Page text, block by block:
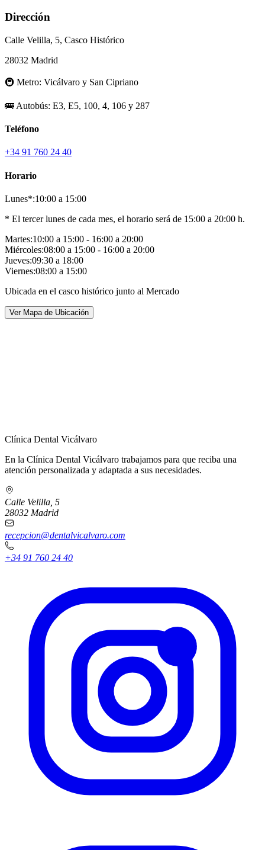
Dirección
Calle Velilla, 5, Casco Histórico
28032 Madrid
🚇 Metro: Vicálvaro y San Cipriano
🚌 Autobús: E3, E5, 100, 4, 106 y 287
Teléfono
+34 91 760 24 40
Horario
Lunes*:10:00 a 15:00
* El tercer lunes de cada mes, el horario será de 15:00 a 20:00 h.
Martes:10:00 a 15:00 - 16:00 a 20:00
Miércoles:08:00 a 15:00 - 16:00 a 20:00
Jueves:09:30 a 18:00
Viernes:08:00 a 15:00
Ubicada en el casco histórico junto al Mercado
Ver Mapa de Ubicación
Clínica Dental Vicálvaro
En la Clínica Dental Vicálvaro trabajamos para que reciba una
atención personalizada y adaptada a sus necesidades.
Calle Velilla, 5
28032 Madrid
recepcion@dentalvicalvaro.com
+34 91 760 24 40